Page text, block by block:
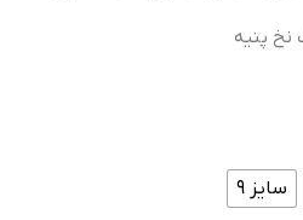
پنیه
سایز ۹